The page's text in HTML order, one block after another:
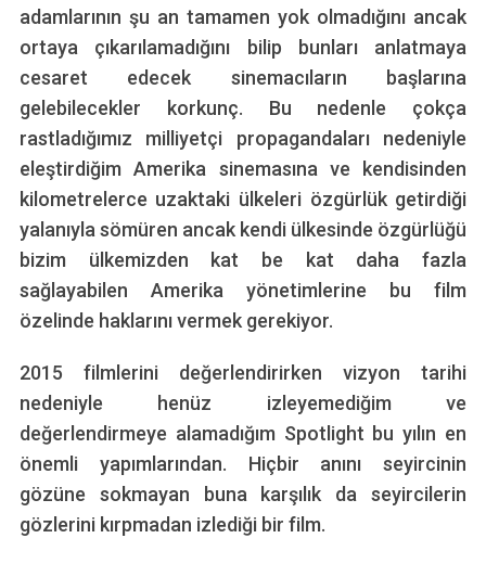
adamlarının şu an tamamen yok olmadığını ancak
ortaya çıkarılamadığını bilip bunları anlatmaya
cesaret edecek sinemacıların başlarına
gelebilecekler korkunç. Bu nedenle çokça
rastladığımız milliyetçi propagandaları nedeniyle
eleştirdiğim Amerika sinemasına ve kendisinden
kilometrelerce uzaktaki ülkeleri özgürlük getirdiği
yalanıyla sömüren ancak kendi ülkesinde özgürlüğü
bizim ülkemizden kat be kat daha fazla
sağlayabilen Amerika yönetimlerine bu film
özelinde haklarını vermek gerekiyor.
2015 filmlerini değerlendirirken vizyon tarihi
nedeniyle henüz izleyemediğim ve
değerlendirmeye alamadığım Spotlight bu yılın en
önemli yapımlarından. Hiçbir anını seyircinin
gözüne sokmayan buna karşılık da seyircilerin
gözlerini kırpmadan izlediği bir film.